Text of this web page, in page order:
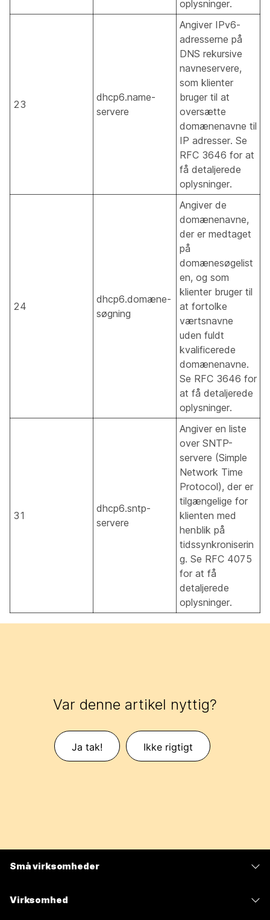
oplysninger.
23
dhcp6.name-
servere
Angiver IPv6-
adresserne på
DNS rekursive
navneservere,
som klienter
bruger til at
oversætte
domænenavne til
IP adresser. Se
RFC 3646 for at
få detaljerede
oplysninger.
24
dhcp6.domæne-
søgning
Angiver de
domænenavne,
der er medtaget
på
domænesøgelist
en, og som
klienter bruger til
at fortolke
værtsnavne
uden fuldt
kvalificerede
domænenavne.
Se RFC 3646 for
at få detaljerede
oplysninger.
31
dhcp6.sntp-
servere
Angiver en liste
over SNTP-
servere (Simple
Network Time
Protocol), der er
tilgængelige for
klienten med
henblik på
tidssynkroniserin
g. Se RFC 4075
for at få
detaljerede
oplysninger.
Var denne artikel nyttig?
Ja tak! Ikke rigtigt
Små virksomheder
Virksomhed